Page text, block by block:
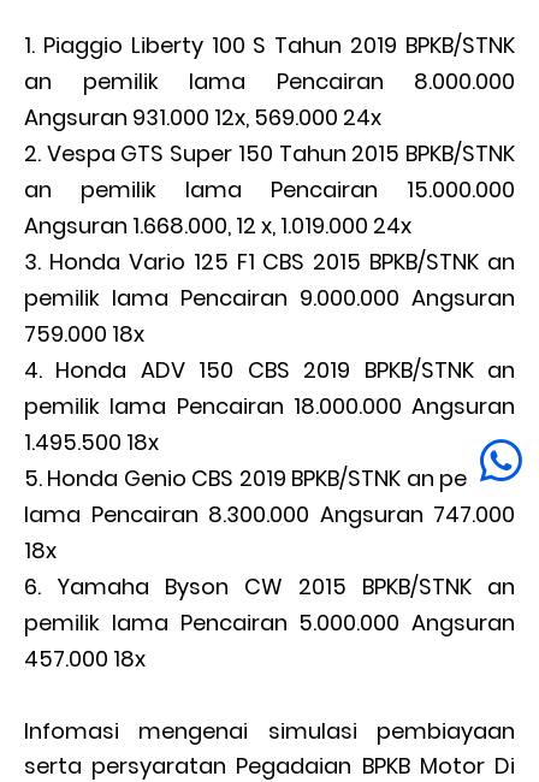
Piaggio Liberty 100 S Tahun 2019 BPKB/STNK
an pemilik lama Pencairan 8.000.000
Angsuran 931.000 12x, 569.000 24x
Vespa GTS Super 150 Tahun 2015 BPKB/STNK
an pemilik lama Pencairan 15.000.000
Angsuran 1.668.000, 12 x, 1.019.000 24x
Honda Vario 125 F1 CBS 2015 BPKB/STNK an
pemilik lama Pencairan 9.000.000 Angsuran
759.000 18x
Honda ADV 150 CBS 2019 BPKB/STNK an
pemilik lama Pencairan 18.000.000 Angsuran
1.495.500 18x
Honda Genio CBS 2019 BPKB/STNK an pemilik
lama Pencairan 8.300.000 Angsuran 747.000
18x
Yamaha Byson CW 2015 BPKB/STNK an
pemilik lama Pencairan 5.000.000 Angsuran
457.000 18x
Infomasi mengenai simulasi pembiayaan
serta persyaratan Pegadaian BPKB Motor Di